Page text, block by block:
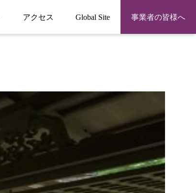
アクセス Global Site 事業者の皆様へ